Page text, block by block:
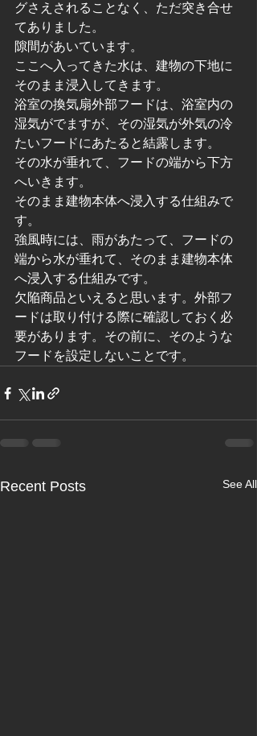
グさえされることなく、ただ突き合せ
てありました。
隙間があいています。
ここへ入ってきた水は、建物の下地に
そのまま浸入してきます。
浴室の換気扇外部フードは、浴室内の
湿気がでますが、その湿気が外気の冷
たいフードにあたると結露します。
その水が垂れて、フードの端から下方
へいきます。
そのまま建物本体へ浸入する仕組みで
す。
強風時には、雨があたって、フードの
端から水が垂れて、そのまま建物本体
へ浸入する仕組みです。
欠陥商品といえると思います。外部フ
ードは取り付ける際に確認しておく必
要があります。その前に、そのような
フードを設定しないことです。
Recent Posts See All